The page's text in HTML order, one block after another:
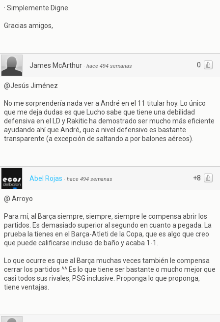
· Simplemente Digne.
Gracias amigos,
0
James McArthur · hace 494 semanas
@Jesús Jiménez
No me sorprendería nada ver a André en el 11 titular hoy. Lo único
que me deja dudas es que Lucho sabe que tiene una debilidad
defensiva en el LD y Rakitic ha demostrado ser mucho más eficiente
ayudando ahí que André, que a nivel defensivo es bastante
transparente (a excepción de saltando a por balones aéreos).
+8
Abel Rojas · hace 494 semanas
@ Arroyo
Para mí, al Barça siempre, siempre, siempre le compensa abrir los
partidos. Es demasiado superior al segundo en cuanto a pegada. La
prueba la tienes en el Barça-Atleti de la Copa, que es algo que creo
que puede calificarse incluso de baño y acaba 1-1.
Lo que ocurre es que al Barça muchas veces también le compensa
cerrar los partidos ^^ Es lo que tiene ser bastante o mucho mejor que
casi todos sus rivales, PSG inclusive. Proponga lo que proponga,
tiene ventajas.